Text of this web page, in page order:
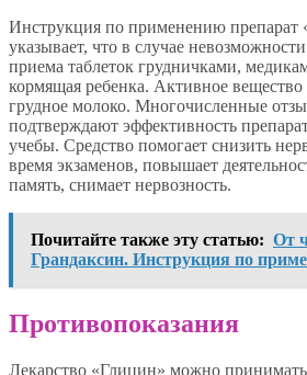
Инструкция по применению препарат
указывает, что в случае
приема таблеток грудничками,
кормящая ребенка. Активное вещество
грудное молоко. Многочисленные
подтверждают эффективность
учебы. Средство помогает снизить
время экзаменов, повышает
память, снимает нервозность.
Почитайте также эту статью: От
Грандаксин. Инструкция по
Противопоказания
Лекарство «Глицин» можно принимать